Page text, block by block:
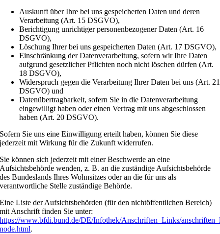
Auskunft über Ihre bei uns gespeicherten Daten und deren
Verarbeitung (Art. 15 DSGVO),
Berichtigung unrichtiger personenbezogener Daten (Art. 16
DSGVO),
Löschung Ihrer bei uns gespeicherten Daten (Art. 17 DSGVO),
Einschränkung der Datenverarbeitung, sofern wir Ihre Daten
aufgrund gesetzlicher Pflichten noch nicht löschen dürfen (Art.
18 DSGVO),
Widerspruch gegen die Verarbeitung Ihrer Daten bei uns (Art. 21
DSGVO) und
Datenübertragbarkeit, sofern Sie in die Datenverarbeitung
eingewilligt haben oder einen Vertrag mit uns abgeschlossen
haben (Art. 20 DSGVO).
Sofern Sie uns eine Einwilligung erteilt haben, können Sie diese
jederzeit mit Wirkung für die Zukunft widerrufen.
Sie können sich jederzeit mit einer Beschwerde an eine
Aufsichtsbehörde wenden, z. B. an die zuständige Aufsichtsbehörde
des Bundeslands Ihres Wohnsitzes oder an die für uns als
verantwortliche Stelle zuständige Behörde.
Eine Liste der Aufsichtsbehörden (für den nichtöffentlichen Bereich)
mit Anschrift finden Sie unter:
https://www.bfdi.bund.de/DE/Infothek/Anschriften_Links/
node.html.